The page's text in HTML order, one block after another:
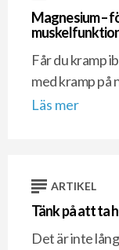
Magnesium –
Får du kramp
med kramp
Läs mer
ARTIKEL
Tänk på att ta
Det är inte